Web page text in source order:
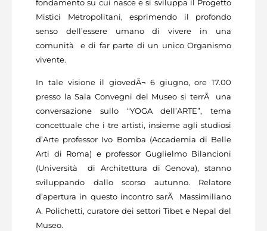
fondamento su cui nasce e si sviluppa il Progetto
Mistici Metropolitani, esprimendo il profondo
senso dell’essere umano di vivere in una
comunità e di far parte di un unico Organismo
vivente.
In tale visione il giovedÃ¬ 6 giugno, ore 17.00
presso la Sala Convegni del Museo si terrÃ una
conversazione sullo “YOGA dell’ARTE”, tema
concettuale che i tre artisti, insieme agli studiosi
d’Arte professor Ivo Bomba (Accademia di Belle
Arti di Roma) e professor Guglielmo Bilancioni
(Università di Architettura di Genova), stanno
sviluppando dallo scorso autunno. Relatore
d’apertura in questo incontro sarÃ Massimiliano
A. Polichetti, curatore dei settori Tibet e Nepal del
Museo.